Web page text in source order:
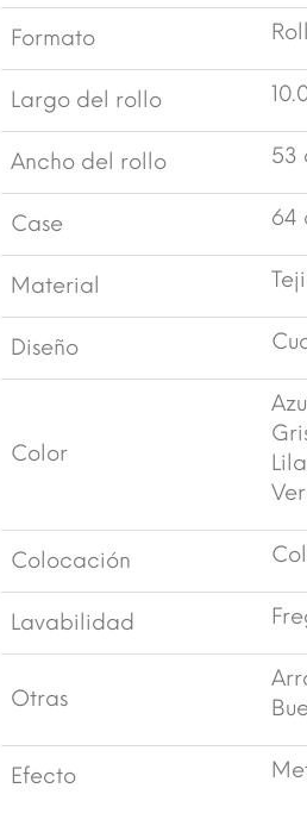
Formato
Largo del rollo
Ancho del rollo 53
Case 64
Material
Diseño
Color
Azul
Lila
Colocación
Lavabilidad
Otras
Efecto